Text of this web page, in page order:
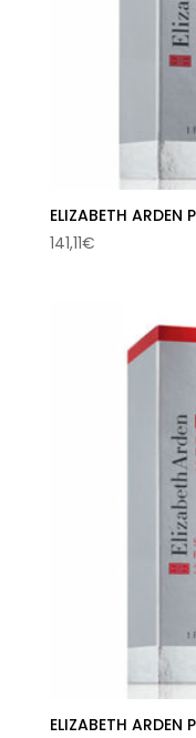
ELIZABETH ARDEN
141,11€
ELIZABETH ARDEN